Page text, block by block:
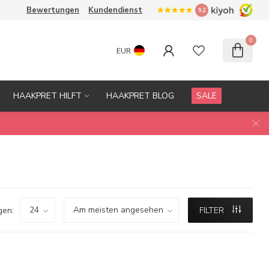
Bewertungen Kundendienst 9.2
EUR
0
HAAKPRET HILFT HAAKPRET BLOG SALE
FILTER